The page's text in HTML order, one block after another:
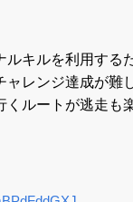
キルを利用する
レンジ達成が難
ルートが逃走も